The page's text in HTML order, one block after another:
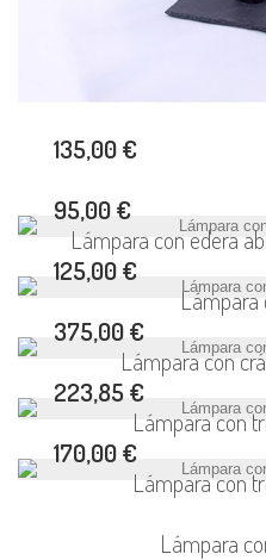
135,00 €
Lámpara con edera
95,00 €
Lámpara
125,00 €
Lámpara con
375,00 €
Lámpara con
223,85 €
Lámpara con
170,00 €
Lámpara